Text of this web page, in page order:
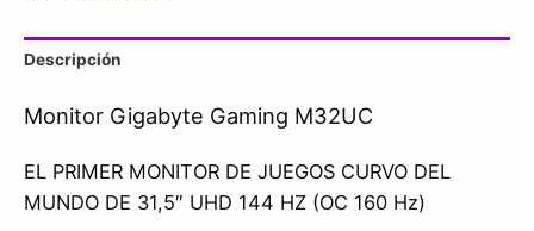
Descripción
Monitor Gigabyte Gaming M32UC
EL PRIMER MONITOR DE JUEGOS CURVO DEL
MUNDO DE 31,5″ UHD 144 HZ (OC 160 Hz)